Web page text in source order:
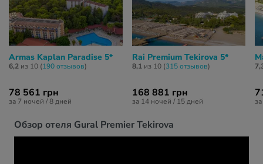
Обзор отеля Gural Premier Tekirova
Armas Kaplan Paradise 5*
6,2 из 10 (190 отзывов)
78 561 грн
за 7 ночей / 8 дней
Rai Premium Tekirova 5*
8,1из 10 (315 отзывов)
168 881 грн
за 14 ночей / 15 дней